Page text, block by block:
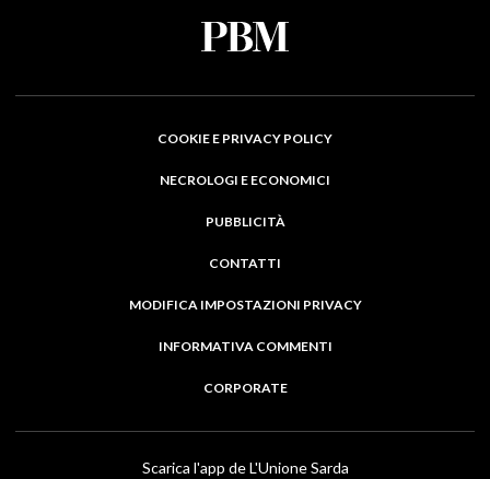
COOKIE E PRIVACY POLICY
NECROLOGI E ECONOMICI
PUBBLICITÀ
CONTATTI
MODIFICA IMPOSTAZIONI PRIVACY
INFORMATIVA COMMENTI
CORPORATE
Scarica l'app de L'Unione Sarda